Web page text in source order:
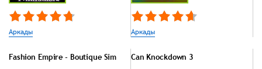
Аркады Аркады
Fashion Empire - Boutique Sim Can Knockdown 3